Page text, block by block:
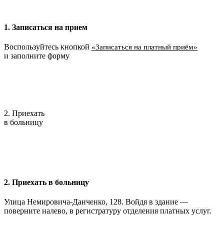
1. Записаться на прием
Воспользуйтесь кнопкой «Записаться на платный приём»
и заполните форму
2. Приехать
в больницу
2. Приехать в больницу
Улица Немировича-Данченко, 128. Войдя в здание —
поверните налево, в регистратуру отделения платных услуг.